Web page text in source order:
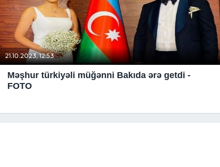
21.10.2023, 12:53
Məşhur türkiyəli müğənni Bakıda ərə getdi -
FOTO